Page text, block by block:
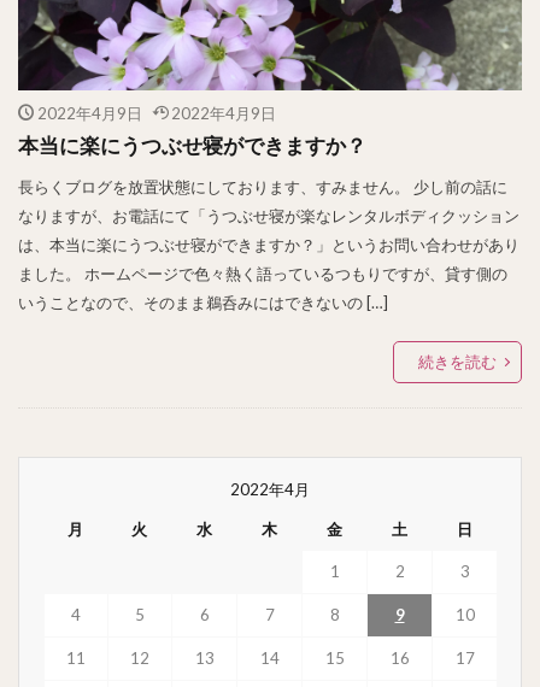
2022年4月9日 2022年4月9日
本当に楽にうつぶせ寝ができますか？
長らくブログを放置状態にしております、すみません。 少し前の話に
なりますが、お電話にて「うつぶせ寝が楽なレンタルボディクッション
は、本当に楽にうつぶせ寝ができますか？」というお問い合わせがあり
ました。 ホームページで色々熱く語っているつもりですが、貸す側の
いうことなので、そのまま鵜呑みにはできないの […]
続きを読む
2022年4月
月 火 水 木 金 土 日
1 2 3
4 5 6 7 8 9 10
11 12 13 14 15 16 17